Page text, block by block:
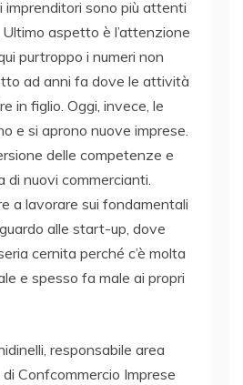
imprenditori sono più attenti
aspetto è l’attenzione
purtroppo i numeri non
ad anni fa dove le attività
in figlio. Oggi, invece, le
e si aprono nuove imprese.
delle competenze e
di nuovi commercianti.
a lavorare sui fondamentali
alle start-up, dove
cernita perché c’è molta
e spesso fa male ai propri
responsabile area
Confcommercio Imprese